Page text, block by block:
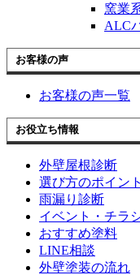
窯業
ALC
お客様の声
お客様の声一覧
お役立ち情報
外壁屋根診断
選び方のポイン
雨漏り診断
イベント・チラ
おすすめ塗料
LINE相談
外壁塗装の流れ